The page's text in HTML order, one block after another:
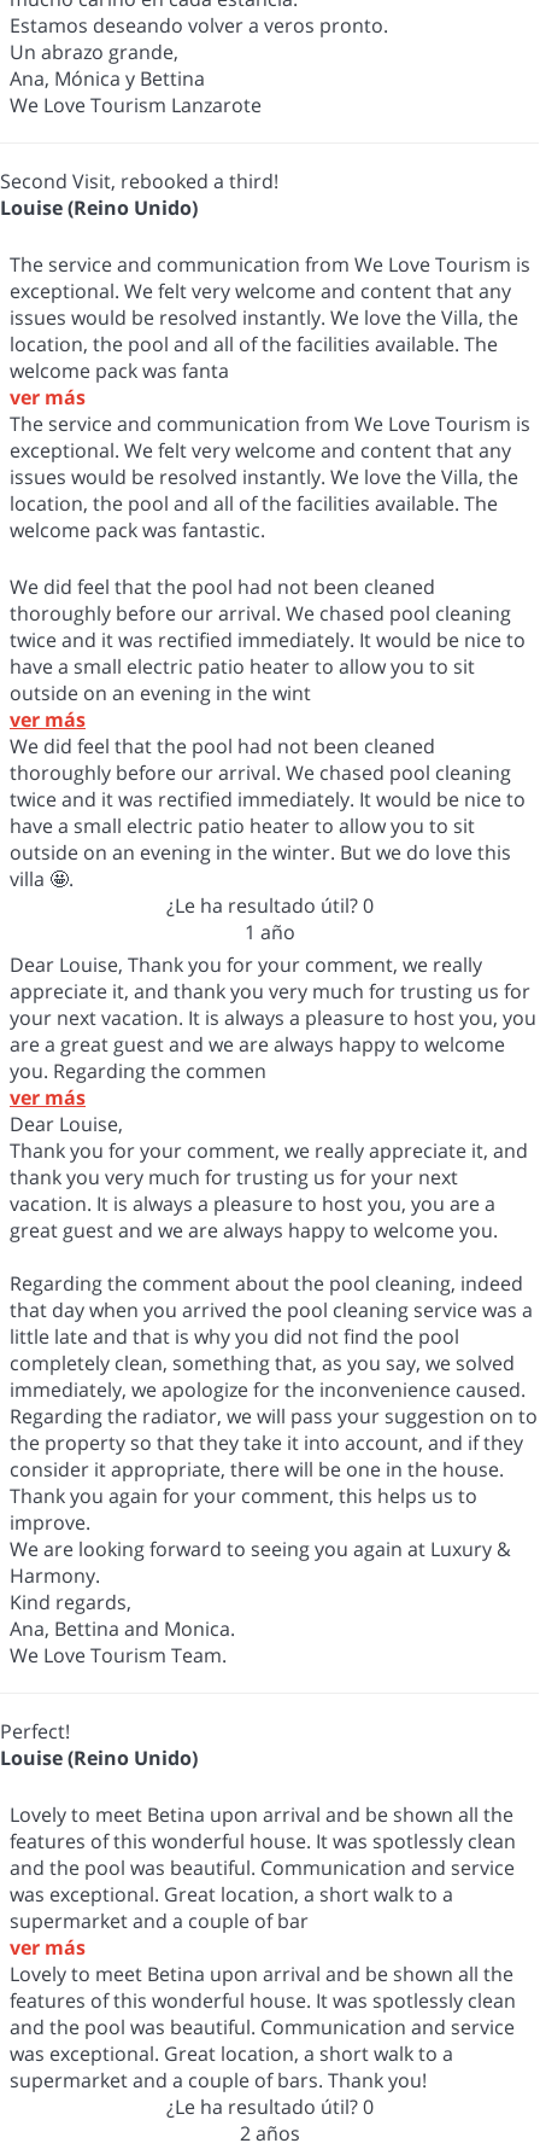
Estamos deseando volver a veros pronto.
Un abrazo grande,
Ana, Mónica y Bettina
We Love Tourism Lanzarote
Second Visit, rebooked a third!
Louise (Reino Unido)
The service and communication from We Love Tourism is
exceptional. We felt very welcome and content that any
issues would be resolved instantly. We love the Villa, the
location, the pool and all of the facilities available. The
welcome pack was fanta
ver más
The service and communication from We Love Tourism is
exceptional. We felt very welcome and content that any
issues would be resolved instantly. We love the Villa, the
location, the pool and all of the facilities available. The
welcome pack was fantastic.
We did feel that the pool had not been cleaned
thoroughly before our arrival. We chased pool cleaning
twice and it was rectified immediately. It would be nice to
have a small electric patio heater to allow you to sit
outside on an evening in the wint
ver más
We did feel that the pool had not been cleaned
thoroughly before our arrival. We chased pool cleaning
twice and it was rectified immediately. It would be nice to
have a small electric patio heater to allow you to sit
outside on an evening in the winter. But we do love this
villa 🤩.
¿Le ha resultado útil?0
1 año
Dear Louise, Thank you for your comment, we really
appreciate it, and thank you very much for trusting us for
your next vacation. It is always a pleasure to host you, you
are a great guest and we are always happy to welcome
you. Regarding the commen
ver más
Dear Louise,
Thank you for your comment, we really appreciate it, and
thank you very much for trusting us for your next
vacation. It is always a pleasure to host you, you are a
great guest and we are always happy to welcome you.
Regarding the comment about the pool cleaning, indeed
that day when you arrived the pool cleaning service was a
little late and that is why you did not find the pool
completely clean, something that, as you say, we solved
immediately, we apologize for the inconvenience caused.
Regarding the radiator, we will pass your suggestion on to
the property so that they take it into account, and if they
consider it appropriate, there will be one in the house.
Thank you again for your comment, this helps us to
improve.
We are looking forward to seeing you again at Luxury &
Harmony.
Kind regards,
Ana, Bettina and Monica.
We Love Tourism Team.
Perfect!
Louise (Reino Unido)
Lovely to meet Betina upon arrival and be shown all the
features of this wonderful house. It was spotlessly clean
and the pool was beautiful. Communication and service
was exceptional. Great location, a short walk to a
supermarket and a couple of bar
ver más
Lovely to meet Betina upon arrival and be shown all the
features of this wonderful house. It was spotlessly clean
and the pool was beautiful. Communication and service
was exceptional. Great location, a short walk to a
supermarket and a couple of bars. Thank you!
¿Le ha resultado útil?0
2 años